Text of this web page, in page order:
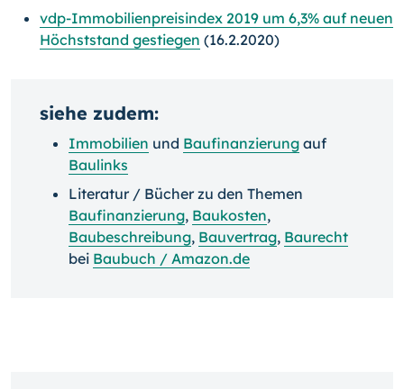
vdp-Immobilienpreisindex 2019 um 6,3% auf neuen
Höchststand gestiegen (16.2.2020)
siehe zudem:
Immobilien und Baufinanzierung auf
Baulinks
Literatur / Bücher zu den Themen
Baufinanzierung, Baukosten,
Baubeschreibung, Bauvertrag, Baurecht
bei Baubuch / Amazon.de